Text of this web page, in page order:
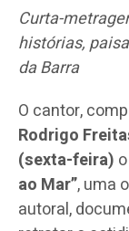
Curta-
histórias,
da Barra
O cantor,
Rodrigo
(sexta-feira)
ao Mar”, uma
autoral,